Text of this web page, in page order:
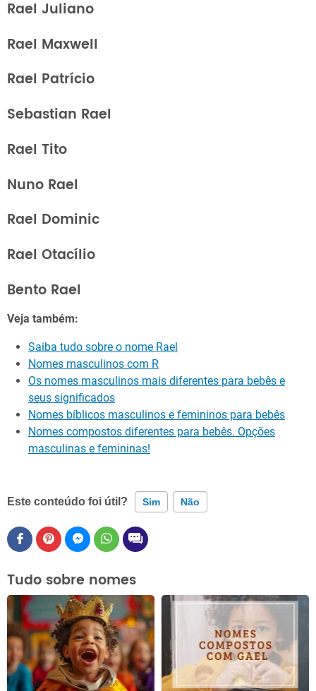
Rael Juliano
Rael Maxwell
Rael Patrício
Sebastian Rael
Rael Tito
Nuno Rael
Rael Dominic
Rael Otacílio
Bento Rael
Veja também:
Saiba tudo sobre o nome Rael
Nomes masculinos com R
Os nomes masculinos mais diferentes para bebês e
seus significados
Nomes bíblicos masculinos e femininos para bebês
Nomes compostos diferentes para bebês. Opções
masculinas e femininas!
Este conteúdo foi útil? Sim Não
Este conteúdo contém informação incorreta
Este conteúdo não tem a informação que procuro
Outro
Tudo sobre nomes